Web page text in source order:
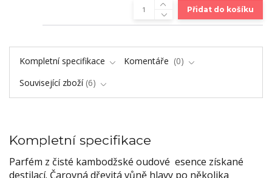
Přidat do košíku
Kompletní specifikace Komentáře
0
Související zboží 6
Kompletní specifikace
Parfém z čisté kambodžské oudové esence získané
destilací. Čarovná dřevitá vůně hlavy po několika